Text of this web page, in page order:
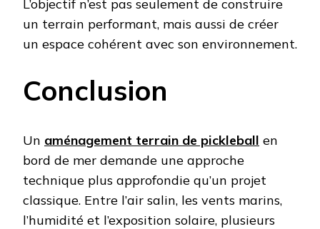
L’objectif n’est pas seulement de construire
un terrain performant, mais aussi de créer
un espace cohérent avec son environnement.
Conclusion
Un aménagement terrain de pickleball en
bord de mer demande une approche
technique plus approfondie qu’un projet
classique. Entre l’air salin, les vents marins,
l’humidité et l’exposition solaire, plusieurs